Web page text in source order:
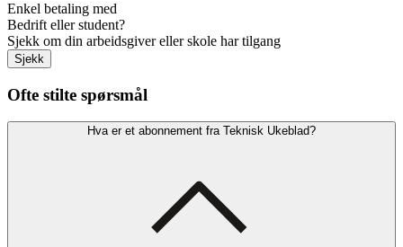
Enkel betaling med
Bedrift eller student?
Sjekk om din arbeidsgiver eller skole har tilgang
Sjekk
Ofte stilte spørsmål
Hva er et abonnement fra Teknisk Ukeblad?